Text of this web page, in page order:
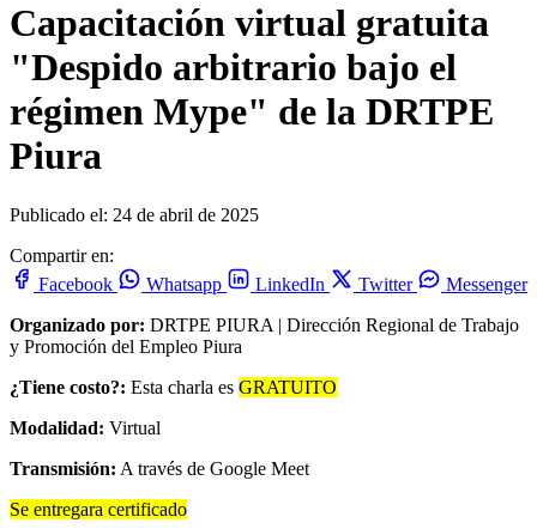
Capacitación virtual gratuita
"Despido arbitrario bajo el
régimen Mype" de la DRTPE
Piura
Publicado el: 24 de abril de 2025
Compartir en:
Facebook
Whatsapp LinkedIn Twitter
Messenger
Organizado por: DRTPE PIURA | Dirección Regional de Trabajo
y Promoción del Empleo Piura
¿Tiene costo?: Esta charla es GRATUITO
Modalidad: Virtual
Transmisión: A través de Google Meet
Se entregara certificado